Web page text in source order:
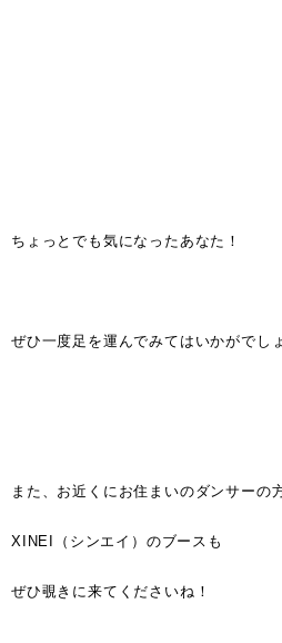
ちょっとでも気になったあなた！
ぜひ一度足を運んでみてはいかがでし
また、お近くにお住まいのダンサーの
XINEI（シンエイ）のブースも
ぜひ覗きに来てくださいね！